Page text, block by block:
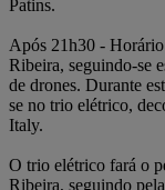
Patins.
Após 21h30 - Horário
Ribeira, seguindo-se
de drones. Durante
se no trio elétrico,
Italy.
O trio elétrico fará o
Ribeira, seguindo